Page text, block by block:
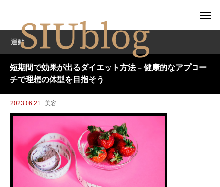
運動
短期間で効果が出るダイエット方法 – 健康的なアプロー
チで理想の体型を目指そう
2023.06.21 美容